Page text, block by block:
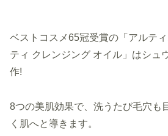
ベストコスメ65冠受賞の「アルテ
ティ クレンジング オイル」はシュ
作!
8つの美肌効果で、洗うたび毛穴も
く肌へと導きます。